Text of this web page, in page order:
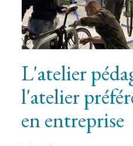
L'atelier
l'atelier
en entreprise